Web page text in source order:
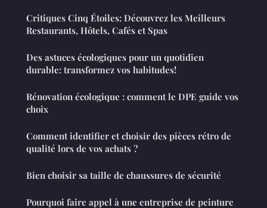
Critiques Cinq Étoiles: Découvrez les Meilleurs
Restaurants, Hôtels, Cafés et Spas
Des astuces écologiques pour un quotidien
durable: transformez vos habitudes!
Rénovation écologique : comment le DPE guide vos
choix
Comment identifier et choisir des pièces rétro de
qualité lors de vos achats ?
Bien choisir sa taille de chaussures de sécurité
Pourquoi faire appel à une entreprise de peinture